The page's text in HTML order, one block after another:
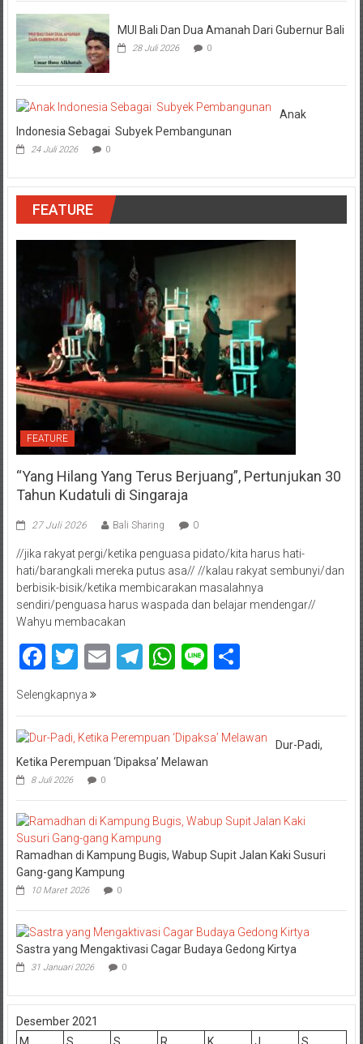
MUI Bali Dan Dua Amanah Dari Gubernur Bali
28 Juli 2026 0
Anak
Indonesia Sebagai Subyek Pembangunan
24 Juli 2026 0
FEATURE
FEATURE
“Yang Hilang Yang Terus Berjuang”, Pertunjukan 30
Tahun Kudatuli di Singaraja
27 Juli 2026 Bali Sharing 0
//jika rakyat pergi/ketika penguasa pidato/kita harus hati-
hati/barangkali mereka putus asa// //kalau rakyat sembunyi/dan
berbisik-bisik/ketika membicarakan masalahnya
sendiri/penguasa harus waspada dan belajar mendengar//
Wahyu membacakan
Facebook
Twitter
EmailTelegram
WhatsApp
Line
Selengkapnya
Dur-Padi,
Ketika Perempuan ‘Dipaksa’ Melawan
8 Juli 2026 0
Ramadhan di Kampung Bugis, Wabup Supit Jalan Kaki Susuri
Gang-gang Kampung
10 Maret 2026 0
Sastra yang Mengaktivasi Cagar Budaya Gedong Kirtya
31 Januari 2026 0
Desember 2021